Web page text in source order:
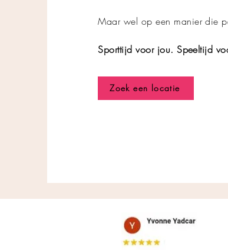
Maar wel op een manier die
Sporttijd voor jou. Speeltijd
Zoek een locatie